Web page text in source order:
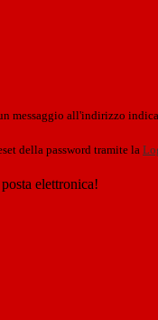
messaggio all'indirizzo
della password tramite la
elettronica!